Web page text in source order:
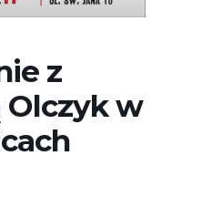
z
Olczyk w